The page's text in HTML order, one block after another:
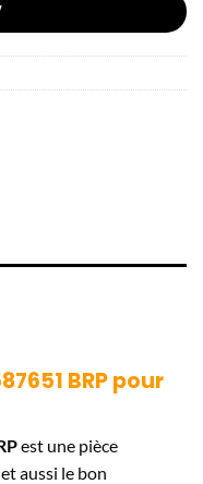
BRP pour
est une pièce
aussi le bon